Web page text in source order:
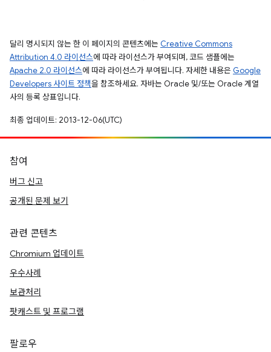
달리 명시되지 않는 한 이 페이지의 콘텐츠에는 Creative Commons
Attribution 4.0 라이선스에 따라 라이선스가 부여되며, 코드 샘플에는
Apache 2.0 라이선스에 따라 라이선스가 부여됩니다. 자세한 내용은 Google
Developers 사이트 정책을 참조하세요. 자바는 Oracle 및/또는 Oracle 계열
사의 등록 상표입니다.
최종 업데이트: 2013-12-06(UTC)
참여
버그 신고
공개된 문제 보기
관련 콘텐츠
Chromium 업데이트
우수사례
보관처리
팟캐스트 및 프로그램
팔로우